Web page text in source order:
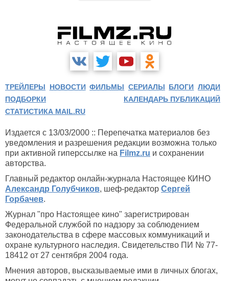
ТРЕЙЛЕРЫ НОВОСТИ ФИЛЬМЫ СЕРИАЛЫ БЛОГИ ЛЮДИ
ПОДБОРКИ
КАЛЕНДАРЬ ПУБЛИКАЦИЙ
СТАТИСТИКА MAIL.RU
Издается с 13/03/2000 :: Перепечатка материалов без
уведомления и разрешения редакции возможна только
при активной гиперссылке на Filmz.ru и сохранении
авторства.
Главный редактор онлайн-журнала Настоящее КИНО
Александр Голубчиков, шеф-редактор Сергей
Горбачев.
Журнал "про Настоящее кино" зарегистрирован
Федеральной службой по надзору за соблюдением
законодательства в сфере массовых коммуникаций и
охране культурного наследия. Свидетельство ПИ № 77-
18412 от 27 сентября 2004 года.
Мнения авторов, высказываемые ими в личных блогах,